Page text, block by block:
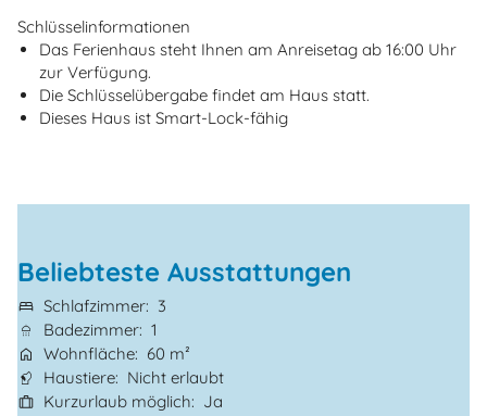
Schlüsselinformationen
Das Ferienhaus steht Ihnen am Anreisetag ab 16:00 Uhr
zur Verfügung.
Die Schlüsselübergabe findet am Haus statt.
Dieses Haus ist Smart-Lock-fähig
Beliebteste Ausstattungen
Schlafzimmer
3
Badezimmer 1
Wohnfläche
60 m²
Haustiere
Nicht erlaubt
Kurzurlaub möglich
Ja